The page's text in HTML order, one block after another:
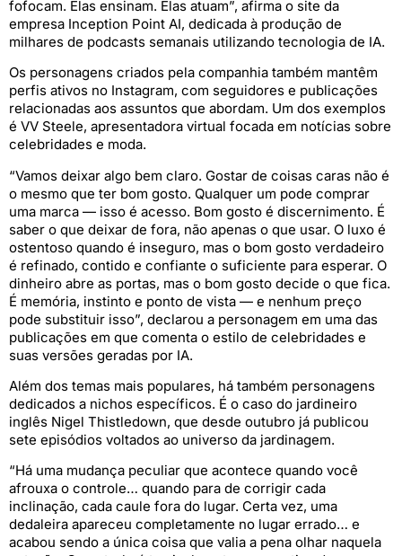
fofocam. Elas ensinam. Elas atuam”, afirma o site da
empresa Inception Point AI, dedicada à produção de
milhares de podcasts semanais utilizando tecnologia de IA.
Os personagens criados pela companhia também mantêm
perfis ativos no Instagram, com seguidores e publicações
relacionadas aos assuntos que abordam. Um dos exemplos
é VV Steele, apresentadora virtual focada em notícias sobre
celebridades e moda.
“Vamos deixar algo bem claro. Gostar de coisas caras não é
o mesmo que ter bom gosto. Qualquer um pode comprar
uma marca — isso é acesso. Bom gosto é discernimento. É
saber o que deixar de fora, não apenas o que usar. O luxo é
ostentoso quando é inseguro, mas o bom gosto verdadeiro
é refinado, contido e confiante o suficiente para esperar. O
dinheiro abre as portas, mas o bom gosto decide o que fica.
É memória, instinto e ponto de vista — e nenhum preço
pode substituir isso”, declarou a personagem em uma das
publicações em que comenta o estilo de celebridades e
suas versões geradas por IA.
Além dos temas mais populares, há também personagens
dedicados a nichos específicos. É o caso do jardineiro
inglês Nigel Thistledown, que desde outubro já publicou
sete episódios voltados ao universo da jardinagem.
“Há uma mudança peculiar que acontece quando você
afrouxa o controle… quando para de corrigir cada
inclinação, cada caule fora do lugar. Certa vez, uma
dedaleira apareceu completamente no lugar errado… e
acabou sendo a única coisa que valia a pena olhar naquela